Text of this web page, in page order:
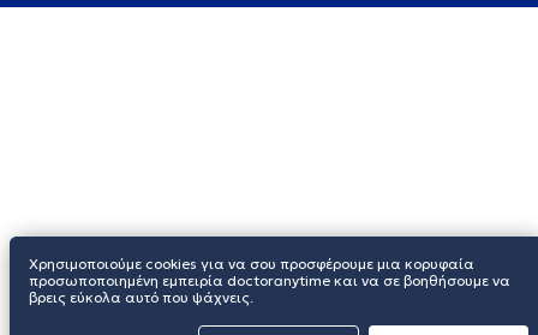
Χρησιμοποιούμε cookies για να σου προσφέρουμε μια κορυφαία
προσωποποιημένη εμπειρία doctoranytime και να σε βοηθήσουμε να
βρεις εύκολα αυτό που ψάχνεις.